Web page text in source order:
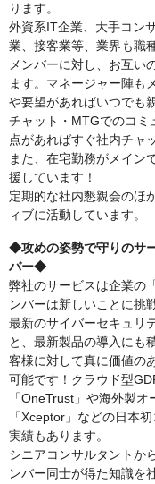
ります。
外資系IT企業、大手コン
業、接客業等、業界も職
メンバーに対し、お互い
ます。マネージャー陣も
や要望があればいつでも
チャット・MTGでのコミ
点があればすぐ社内チャ
また、在宅勤務がメイン
援しています！
定期的な社内懇親会のほ
ィブに活動しています。
◆攻めの姿勢で守りのサ
バー◆
弊社のサービスは企業の
ンバーは新しいことに挑
最新のサイバーセキュリ
と、最新製品の導入にも
客様に対して真に価値の
可能です！クラウド型
「OneTrust」や海外製
「Xceptor」などの日本
実績もあります。
シニアコンサルタントか
ンバー同士が得た知識を